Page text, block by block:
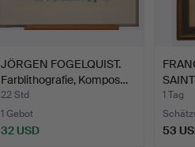
JÖRGEN FOGELQUIST.
Farblithografie, Kompos…
22 Std
1 Gebot
32 USD
1 Tag
53